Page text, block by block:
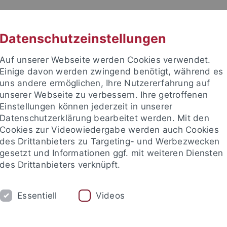
Datenschutzeinstellungen
Auf unserer Webseite werden Cookies verwendet.
Einige davon werden zwingend benötigt, während es
uns andere ermöglichen, Ihre Nutzererfahrung auf
unserer Webseite zu verbessern. Ihre getroffenen
Einstellungen können jederzeit in unserer
Datenschutzerklärung bearbeitet werden. Mit den
Cookies zur Videowiedergabe werden auch Cookies
des Drittanbieters zu Targeting- und Werbezwecken
gesetzt und Informationen ggf. mit weiteren Diensten
des Drittanbieters verknüpft.
Essentiell Videos